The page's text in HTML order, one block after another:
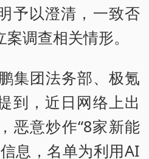
予以澄清，一致否
调查相关情形。
集团法务部、极氪
到，近日网络上出
恶意炒作“8家新能
息，名单为利用AI